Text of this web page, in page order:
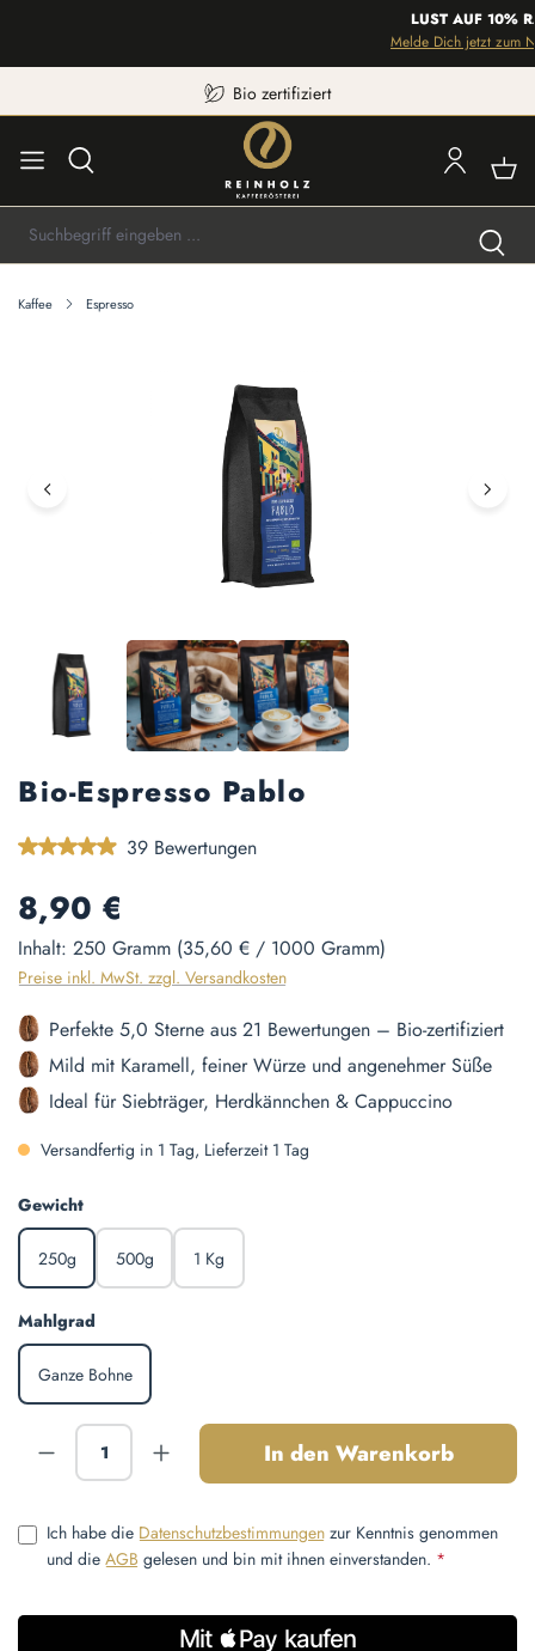
LUST AUF 10%
Melde Dich jetzt zum
Bio zertifiziert
Kaffee Espresso
Bio-Espresso Pablo
Durchschnittliche Bewertung von 4.97 von 5 Sternen
39 Bewertungen
Regulärer Preis:
8,90 €
Inhalt: 250 Gramm (35,60 € / 1000 Gramm)
Preise inkl. MwSt. zzgl. Versandkosten
Perfekte 5,0 Sterne aus 21 Bewertungen – Bio-zertifiziert
Mild mit Karamell, feiner Würze und angenehmer Süße
Ideal für Siebträger, Herdkännchen & Cappuccino
Versandfertig in 1 Tag, Lieferzeit 1 Tag
Gewichtauswählen
250g 500g 1 Kg
Mahlgrad
Ganze Bohne
Produkt Anzahl: Gib den gewünschten Wert
In den Warenkorb
Ich habe die Datenschutzbestimmungen zur Kenntnis genommen
und die AGB gelesen und bin mit ihnen einverstanden. *